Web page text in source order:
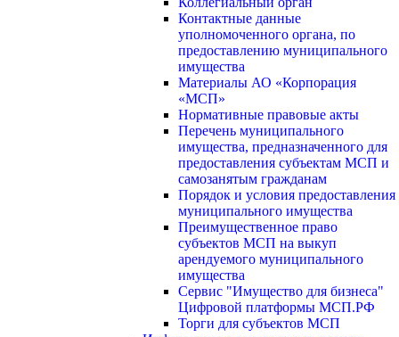
Контактные данные
уполномоченного органа, по
предоставлению муниципального
имущества
Материалы АО «Корпорация
«МСП»
Нормативные правовые акты
Перечень муниципального
имущества, предназначенного для
предоставления субъектам МСП и
самозанятым гражданам
Порядок и условия предоставления
муниципального имущества
Преимущественное право
субъектов МСП на выкуп
арендуемого муниципального
имущества
Сервис "Имущество для бизнеса"
Цифровой платформы МСП.РФ
Торги для субъектов МСП